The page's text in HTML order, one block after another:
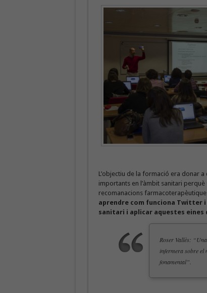
L’objectiu de la formació era donar
importants en l’àmbit sanitari
recomanacions
aprendre com funciona Twitter i
sanitari i aplicar aquestes eines
Roser Vallès:
infermera sobre el
fonamental”.